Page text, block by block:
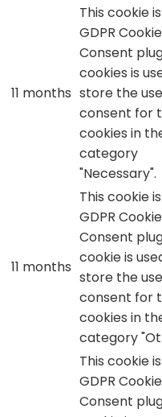
11 months
This cookie
GDPR Cookie
Consent
cookies is
store the
consent for
cookies in
category
"Necessary".
11 months
This cookie
GDPR Cookie
Consent
cookie is
store the
consent for
cookies in
category
This cookie
GDPR Cookie
Consent